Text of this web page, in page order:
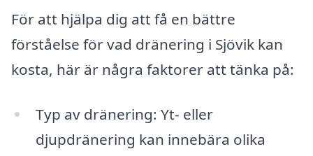
För att hjälpa dig att få en bättre
förståelse för vad dränering i Sjövik kan
kosta, här är några faktorer att tänka på:
Typ av dränering: Yt- eller
djupdränering kan innebära olika